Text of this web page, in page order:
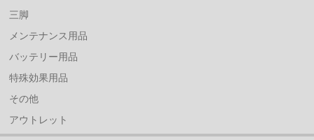
三脚
メンテナンス用品
バッテリー用品
特殊効果用品
その他
アウトレット